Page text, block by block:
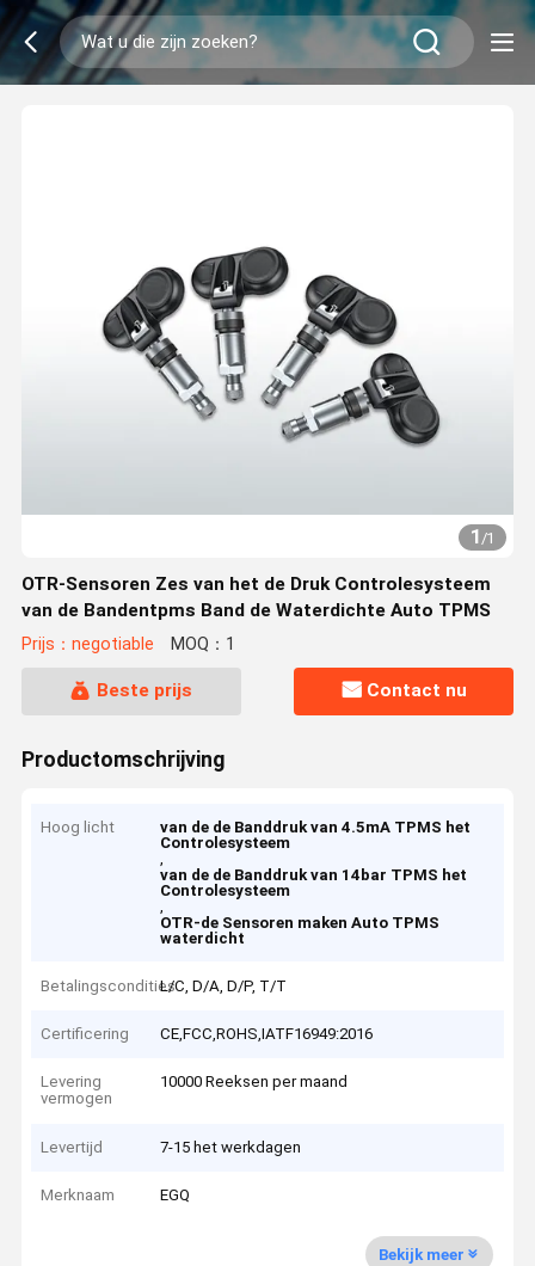
1/1
OTR-Sensoren Zes van het de Druk Controlesysteem
van de Bandentpms Band de Waterdichte Auto TPMS
Prijs：negotiable MOQ：1
Beste prijs Contact nu
Productomschrijving
Hoog licht
van de de Banddruk van 4.5mA TPMS het
Controlesysteem
,
van de de Banddruk van 14bar TPMS het
Controlesysteem
,
OTR-de Sensoren maken Auto TPMS
waterdicht
BetalingsconditiesL/C, D/A, D/P, T/T
Certificering CE,FCC,ROHS,IATF16949:2016
Levering
vermogen
10000 Reeksen per maand
Levertijd 7-15 het werkdagen
Merknaam EGQ
Bekijk meer